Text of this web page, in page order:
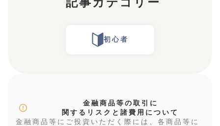
初心者
金融商品等の取引に
関するリスクと諸費用について
金融商品等にご投資いただく際には、各商品等に